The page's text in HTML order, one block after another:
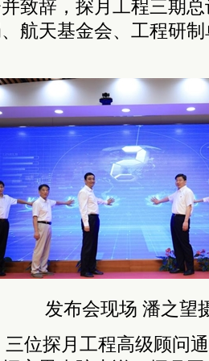
致辞，探月工程三期
航天基金会、工程研
发布会现场 潘之望
三位探月工程高级顾问